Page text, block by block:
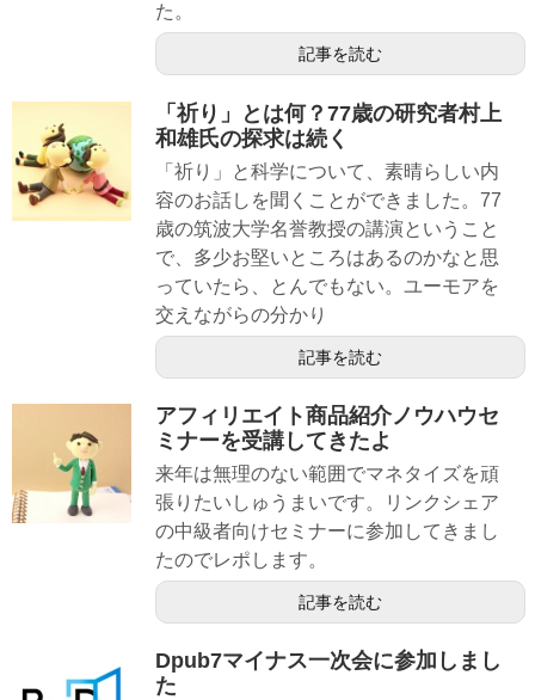
た。
記事を読む
「祈り」とは何？77歳の研究者村上
和雄氏の探求は続く
「祈り」と科学について、素晴らしい内
容のお話しを聞くことができました。77
歳の筑波大学名誉教授の講演ということ
で、多少お堅いところはあるのかなと思
っていたら、とんでもない。ユーモアを
交えながらの分かり
記事を読む
アフィリエイト商品紹介ノウハウセ
ミナーを受講してきたよ
来年は無理のない範囲でマネタイズを頑
張りたいしゅうまいです。リンクシェア
の中級者向けセミナーに参加してきまし
たのでレポします。
記事を読む
Dpub7マイナス一次会に参加しまし
た